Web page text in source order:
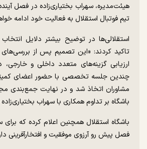
هیئت‌مدیره، سهراب بختیاری‌زاده در فصل
تیم فوتبال استقلال به فعالیت خود ادامه
استقلالی‌ها در توضیح بیشتر دلایل
تاکید کردند: «این تصمیم پس از
ارزیابی گزینه‌های متعدد داخلی و
چندین جلسه تخصصی با حضور اعضای
مشاوران اتخاذ شد و در نهایت جمع‌بندی
باشگاه بر تداوم همکاری با سهراب
باشگاه استقلال همچنین اعلام کرده که برای
فصل پیش رو آرزوی موفقیت و افتخار‌آفرینی